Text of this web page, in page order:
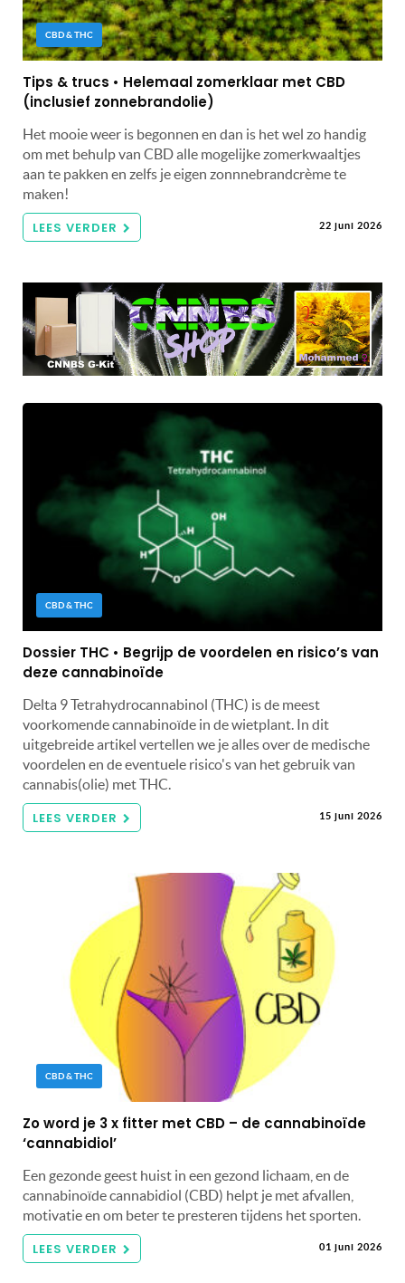
CBD & THC
Tips & trucs • Helemaal zomerklaar met CBD
(inclusief zonnebrandolie)
Het mooie weer is begonnen en dan is het wel zo handig
om met behulp van CBD alle mogelijke zomerkwaaltjes
aan te pakken en zelfs je eigen zonnnebrandcrème te
maken!
LEES VERDER 22 juni 2026
CBD & THC
Dossier THC • Begrijp de voordelen en risico’s van
deze cannabinoïde
Delta 9 Tetrahydrocannabinol (THC) is de meest
voorkomende cannabinoïde in de wietplant. In dit
uitgebreide artikel vertellen we je alles over de medische
voordelen en de eventuele risico's van het gebruik van
cannabis(olie) met THC.
LEES VERDER 15 juni 2026
CBD & THC
Zo word je 3 x fitter met CBD – de cannabinoïde
‘cannabidiol’
Een gezonde geest huist in een gezond lichaam, en de
cannabinoïde cannabidiol (CBD) helpt je met afvallen,
motivatie en om beter te presteren tijdens het sporten.
LEES VERDER 01 juni 2026